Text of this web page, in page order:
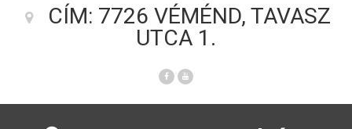
CÍM: 7726 VÉMÉND, TAVASZ
UTCA 1.